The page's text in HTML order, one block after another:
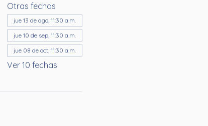
Otras fechas
jue 13 de ago, 11:30 a.m.
jue 10 de sep, 11:30 a.m.
jue 08 de oct, 11:30 a.m.
Ver 10 fechas